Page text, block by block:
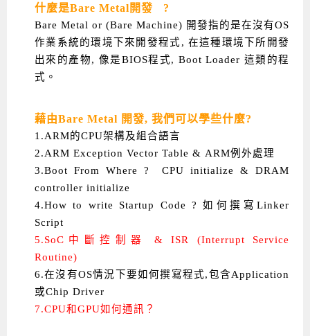
什麼是Bare Metal開發 ?
Bare Metal or (Bare Machine) 開發指的是在沒有OS
作業系統的環境下來開發程式, 在這種環境下所開發
出來的產物, 像是BIOS程式, Boot Loader 這類的程
式。
藉由Bare Metal 開發, 我們可以學些什麼?
1.ARM的CPU架構及組合語言
2.ARM Exception Vector Table & ARM例外處理
3.Boot From Where ? CPU initialize & DRAM
controller initialize
4.How to write Startup Code ? 如何撰寫Linker
Script
5.SoC中斷控制器 & ISR (Interrupt Service
Routine)
6.在沒有OS情況下要如何撰寫程式,包含Application
或Chip Driver
7.CPU和GPU如何通訊？